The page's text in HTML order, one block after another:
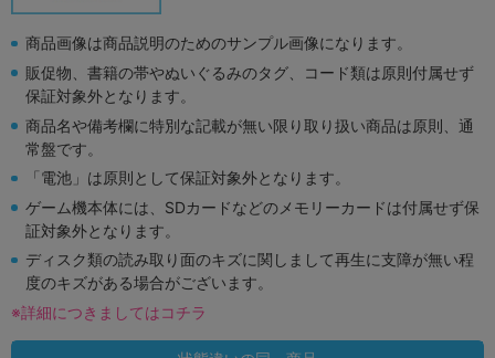
商品画像は商品説明のためのサンプル画像になります。
販促物、書籍の帯やぬいぐるみのタグ、コード類は原則付属せず
保証対象外となります。
商品名や備考欄に特別な記載が無い限り取り扱い商品は原則、通
常盤です。
「電池」は原則として保証対象外となります。
ゲーム機本体には、SDカードなどのメモリーカードは付属せず保
証対象外となります。
ディスク類の読み取り面のキズに関しまして再生に支障が無い程
度のキズがある場合がございます。
※詳細につきましてはコチラ